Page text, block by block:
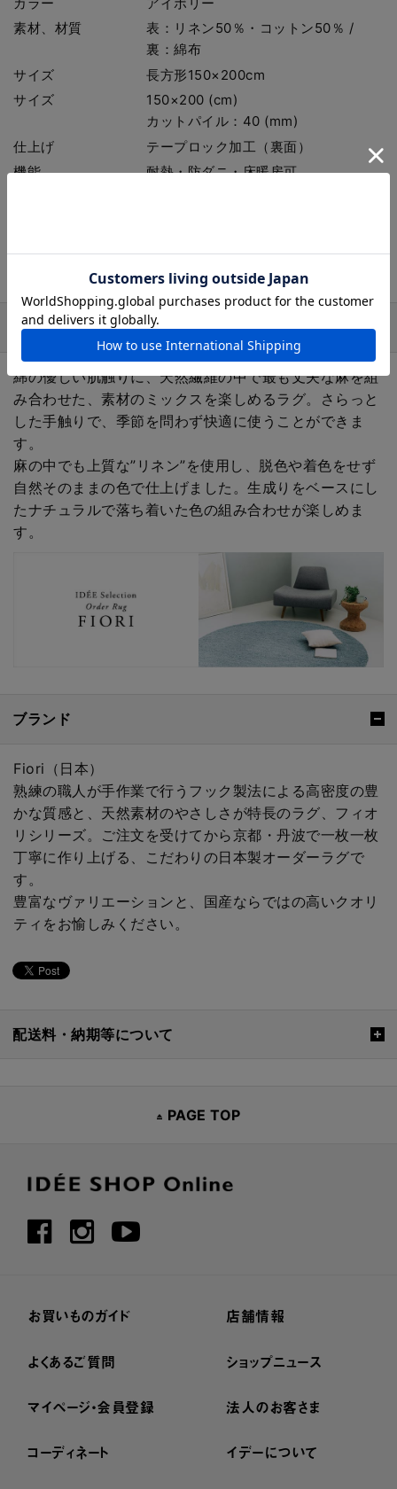
素材、材質
表：リネン50％・コットン50％ /
裏：綿布
サイズ
長方形150×200cm
サイズ
150×200 (cm)
カットパイル：40 (mm)
仕上げ
テープロック加工（裏面）
機能
耐熱・防ダニ・床暖房可
商品詳細説明
綿の優しい肌触りに、天然繊維の中で最も丈夫な麻を組
み合わせた、素材のミックスを楽しめるラグ。さらっと
した手触りで、季節を問わず快適に使うことができま
す。
麻の中でも上質な”リネン”を使用し、脱色や着色をせず
自然そのままの色で仕上げました。生成りをベースにし
たナチュラルで落ち着いた色の組み合わせが楽しめま
す。
ブランド
Fiori（日本）
熟練の職人が手作業で行うフック製法による高密度の豊
かな質感と、天然素材のやさしさが特長のラグ、フィオ
リシリーズ。ご注文を受けてから京都・丹波で一枚一枚
丁寧に作り上げる、こだわりの日本製オーダーラグで
す。
豊富なヴァリエーションと、国産ならではの高いクオリ
ティをお愉しみください。
配送料・納期等について
PAGE TOP
お買いものガイド
よくあるご質問
マイページ・会員登録
コーディネート
店舗情報
ショップニュース
法人のお客さま
イデーについて